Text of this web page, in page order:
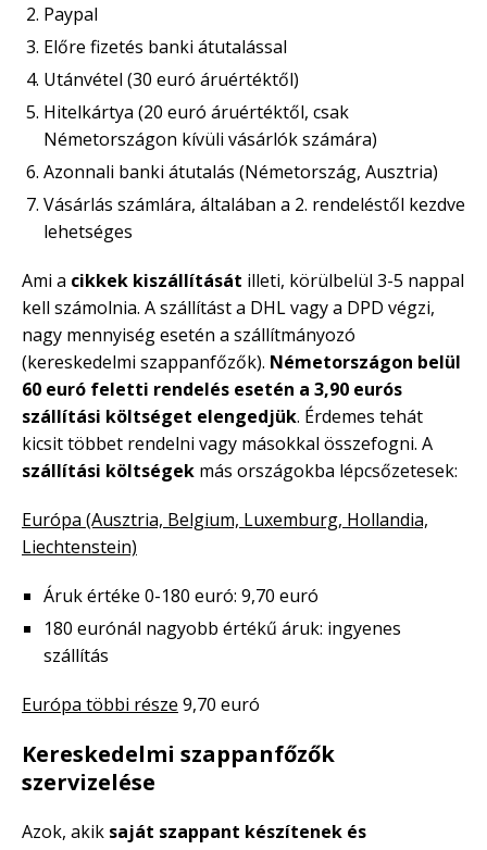
Paypal
Előre fizetés banki átutalással
Utánvétel (30 euró áruértéktől)
Hitelkártya (20 euró áruértéktől, csak
Németországon kívüli vásárlók számára)
Azonnali banki átutalás (Németország, Ausztria)
Vásárlás számlára, általában a 2. rendeléstől kezdve
lehetséges
Ami a cikkek kiszállítását illeti, körülbelül 3-5 nappal
kell számolnia. A szállítást a DHL vagy a DPD végzi,
nagy mennyiség esetén a szállítmányozó
(kereskedelmi szappanfőzők). Németországon belül
60 euró feletti rendelés esetén a 3,90 eurós
szállítási költséget elengedjük. Érdemes tehát
kicsit többet rendelni vagy másokkal összefogni. A
szállítási költségek más országokba lépcsőzetesek:
Európa (Ausztria, Belgium, Luxemburg, Hollandia,
Liechtenstein)
Áruk értéke 0-180 euró: 9,70 euró
180 eurónál nagyobb értékű áruk: ingyenes
szállítás
Európa többi része 9,70 euró
Kereskedelmi szappanfőzők
szervizelése
Azok, akik saját szappant készítenek és